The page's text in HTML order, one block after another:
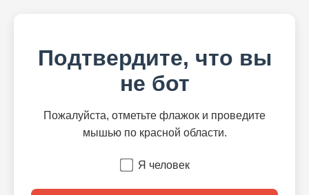
Подтвердите, что вы
не бот
Пожалуйста, отметьте флажок и проведите
мышью по красной области.
Я человек